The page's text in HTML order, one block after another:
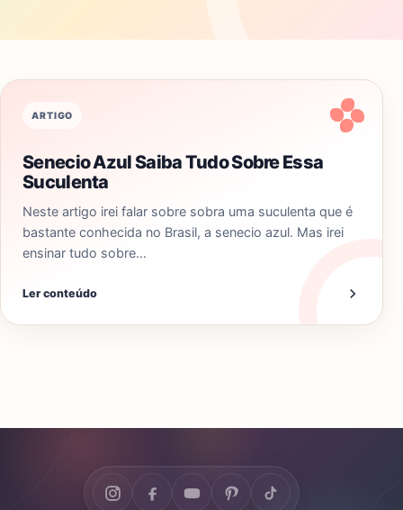
ARTIGO
Senecio Azul Saiba Tudo Sobre Essa
Suculenta
Neste artigo irei falar sobre sobra uma suculenta que é
bastante conhecida no Brasil, a senecio azul. Mas irei
ensinar tudo sobre…
Ler conteúdo